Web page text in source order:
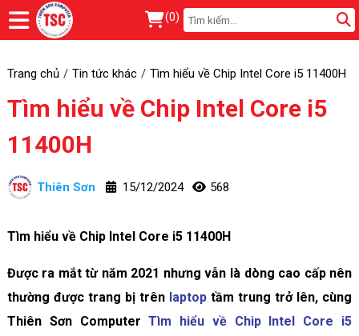
(0)
Trang chủ Tin tức khác Tìm hiểu về Chip Intel Core i5 11400H
Tìm hiểu về Chip Intel Core i5
11400H
Thiên Sơn 15/12/2024 568
Tìm hiểu về Chip Intel Core i5 11400H
Được ra mắt từ năm 2021 nhưng vẫn là dòng cao cấp nên
thường được trang bị trên laptop tầm trung trở lên, cùng
Thiên Sơn ComputerTìm hiểu về Chip Intel Core i5